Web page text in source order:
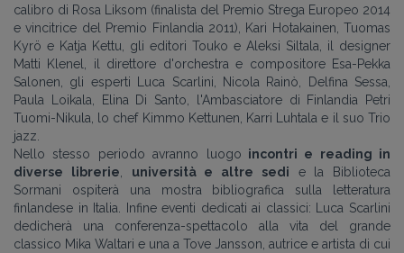
calibro di Rosa Liksom (finalista del Premio Strega Europeo 2014
e vincitrice del Premio Finlandia 2011), Kari Hotakainen, Tuomas
Kyrö e Katja Kettu, gli editori Touko e Aleksi Siltala, il designer
Matti Klenel, il direttore d'orchestra e compositore Esa-Pekka
Salonen, gli esperti Luca Scarlini, Nicola Rainò, Delfina Sessa,
Paula Loikala, Elina Di Santo, l'Ambasciatore di Finlandia Petri
Tuomi-Nikula, lo chef Kimmo Kettunen, Karri Luhtala e il suo Trio
jazz.
Nello stesso periodo avranno luogo incontri e reading in
diverse librerie
università e altre sedi e la Biblioteca
Sormani ospiterà una mostra bibliografica sulla letteratura
finlandese in Italia. Infine eventi dedicati ai classici: Luca Scarlini
dedicherà una conferenza-spettacolo alla vita del grande
classico Mika Waltari e una a Tove Jansson, autrice e artista di cui